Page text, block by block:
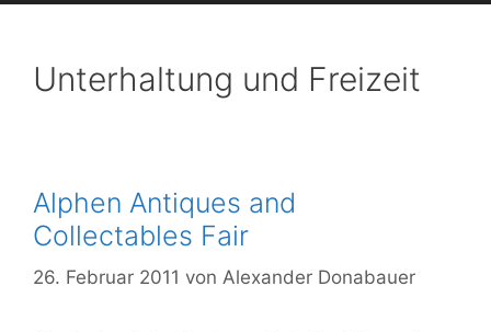
Unterhaltung und Freizeit
Alphen Antiques and
Collectables Fair
26. Februar 2011 von Alexander Donabauer